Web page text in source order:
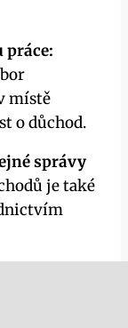
práce:
místě
o důchod.
správy
je také